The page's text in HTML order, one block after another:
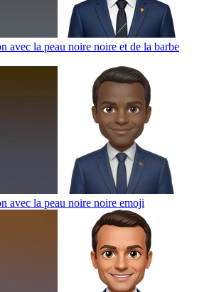
avec la peau noire noire et de la barbe
avec la peau noire noire emoji